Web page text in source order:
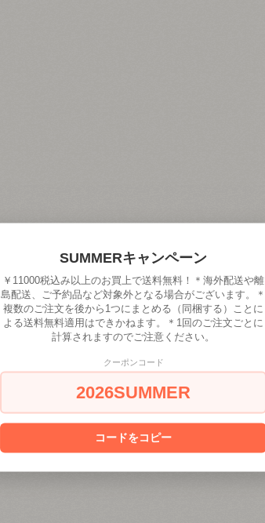
SUMMERキャンペーン
￥11000税込み以上のお買上で送料無料！＊海外配送や離
島配送、ご予約品など対象外となる場合がございます。＊
複数のご注文を後から1つにまとめる（同梱する）ことに
よる送料無料適用はできかねます。＊1回のご注文ごとに
計算されますのでご注意ください。
クーポンコード
2026SUMMER
コードをコピー